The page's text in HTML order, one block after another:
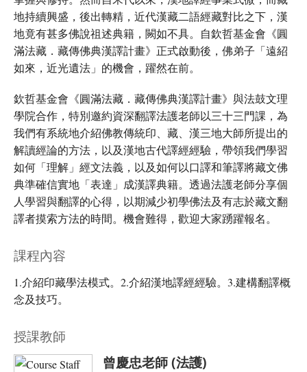
地持續興盛，後出轉精，近代漢藏二語經藏對比之下，漢
地竟有甚多佛說祖述典籍，闕如不具。自欽哲基金會《圓
滿法藏．藏傳佛典漢譯計畫》正式啟動後，佛弟子「遠紹
如來，近光遺法」的機會，躍然在前。
欽哲基金會《圓滿法藏．藏傳佛典漢譯計畫》與法鼓文理
學院合作，特別邀約資深翻譯法護老師以三十三門課，為
我們有系統地介紹佛教傳統印、藏、漢三地大師所提出的
解讀經論的方法，以及漢地古代譯經經驗，帶領我們學習
如何「理解」經文法義，以及如何以口譯和筆譯將藏文佛
典準確信實地「表達」成漢譯典籍。透過法護老師分享個
人學習與翻譯的心得，以期減少初學佛法及有志於藏文翻
譯者摸索方法的時間。機會難得，歡迎大家踴躍報名。
課程內容
1.介紹印藏學法模式。2.介紹漢地譯經經驗。3.建構翻譯概
念及技巧。
授課教師
曾慶忠老師 (法護)